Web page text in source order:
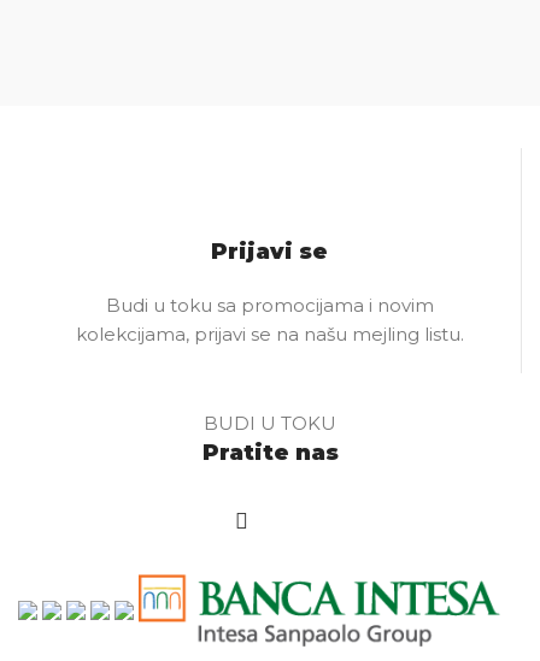
Prijavi se
Budi u toku sa promocijama i novim
kolekcijama, prijavi se na našu mejling listu.
BUDI U TOKU
Pratite nas